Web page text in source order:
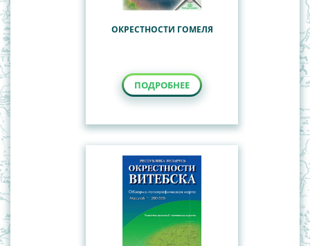
ОКРЕСТНОСТИ ГОМЕЛЯ
ПОДРОБНЕЕ